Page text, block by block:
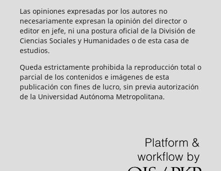
Las opiniones expresadas por los autores no
necesariamente expresan la opinión del director o
editor en jefe, ni una postura oficial de la División de
Ciencias Sociales y Humanidades o de esta casa de
estudios.
Queda estrictamente prohibida la reproducción total o
parcial de los contenidos e imágenes de esta
publicación con fines de lucro, sin previa autorización
de la Universidad Autónoma Metropolitana.